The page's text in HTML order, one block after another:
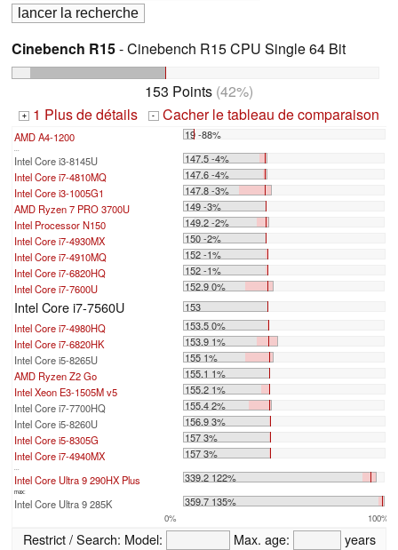
Cinebench R15- Cinebench R15 CPU Single 64 Bit
153 Points (42%)
+ 1 Plus de détails - Cacher le tableau de comparaison
AMD A4-1200 19 -88%
...
Intel Core i3-8145U
147.5 -4%
Intel Core i7-4810MQ
147.6 -4%
Intel Core i3-1005G1
147.8 -3%
AMD Ryzen 7 PRO 3700U
149 -3%
Intel Processor N150
149.2 -2%
Intel Core i7-4930MX
150 -2%
Intel Core i7-4910MQ
152 -1%
Intel Core i7-6820HQ
152 -1%
Intel Core i7-7600U
152.9 0%
Intel Core i7-7560U
153
Intel Core i7-4980HQ
153.5 0%
Intel Core i7-6820HK
153.9 1%
Intel Core i5-8265U
155 1%
AMD Ryzen Z2 Go
155.1 1%
Intel Xeon E3-1505M v5
155.2 1%
Intel Core i7-7700HQ
155.4 2%
Intel Core i5-8260U
156.9 3%
Intel Core i5-8305G
157 3%
Intel Core i7-4940MX
157 3%
...
Intel Core Ultra 9 290HX Plus 339.2 122%
max:
Intel Core Ultra 9 285K 359.7 135%
0% 100%
Restrict / Search: Model: Max. age:
years